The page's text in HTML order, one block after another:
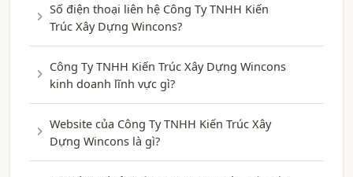
Số điện thoại liên hệ Công Ty TNHH Kiến
Trúc Xây Dựng Wincons?
Công Ty TNHH Kiến Trúc Xây Dựng Wincons
kinh doanh lĩnh vực gì?
Website của Công Ty TNHH Kiến Trúc Xây
Dựng Wincons là gì?